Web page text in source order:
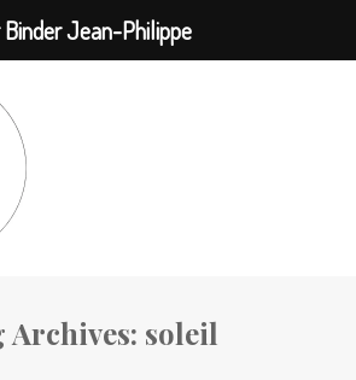
Archives: soleil
Binder Jean-Philippe